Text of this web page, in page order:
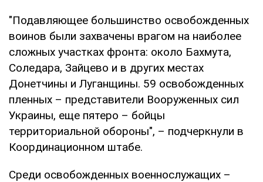
"Подавляющее большинство освобожденных
воинов были захвачены врагом на наиболее
сложных участках фронта: около Бахмута,
Соледара, Зайцево и в других местах
Донетчины и Луганщины. 59 освобожденных
пленных – представители Вооруженных сил
Украины, еще пятеро – бойцы
территориальной обороны", – подчеркнули в
Координационном штабе.
Среди освобожденных военнослужащих –